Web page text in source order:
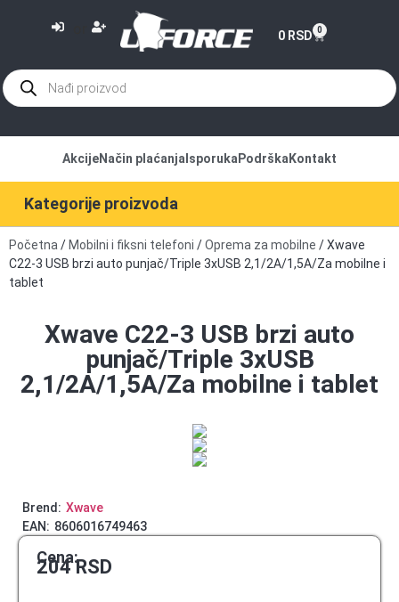
0 RSD 0
Kategorije proizvoda
AkcijeNačin plaćanja Isporuka Podrška Kontakt
Početna / Mobilni i fiksni telefoni /Oprema za mobilne / Xwave
C22-3 USB brzi auto punjač/Triple 3xUSB 2,1/2A/1,5A/Za mobilne i
tablet
Xwave C22-3 USB brzi auto
punjač/Triple 3xUSB
2,1/2A/1,5A/Za mobilne i tablet
Brend: Xwave
EAN: 8606016749463
Cena:
204RSD